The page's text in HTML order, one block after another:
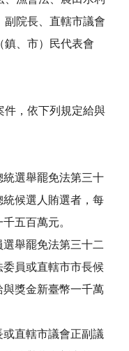
副院長、直轄市議會
鎮、市）民代表會
件，依下列規定給與
統選舉罷免法第三十
候選人賄選者，每
五百萬元。
選舉罷免法第三十二
員或直轄市市長候
獎金新臺幣一千萬
或直轄市議會正副議